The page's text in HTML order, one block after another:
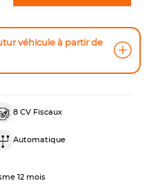
8 CV Fiscaux
Automatique
12 mois
véhicule à partir de